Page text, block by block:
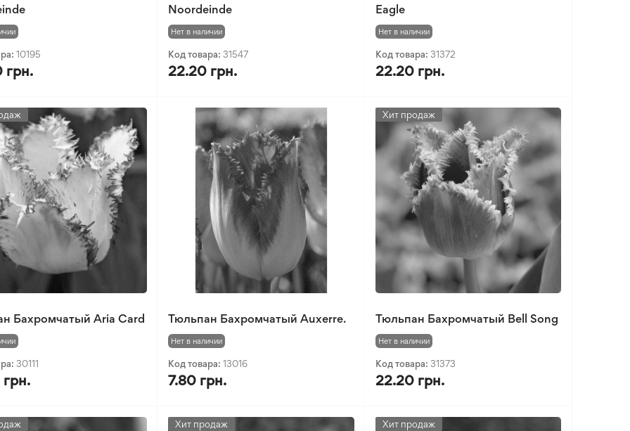
10195
грн.
Noordeinde
Нет в наличии
Код товара:31547
22.20 грн.
Eagle
Нет в наличии
Код товара: 31372
22.20 грн.
Бахромчатый Aria Card
30111
Тюльпан Бахромчатый Auxerre.
Нет в наличии
Код товара:13016
7.80 грн.
Хит продаж
Тюльпан Бахромчатый Bell Song
Нет в наличии
Код товара: 31373
22.20 грн.
Хит продаж Хит продаж